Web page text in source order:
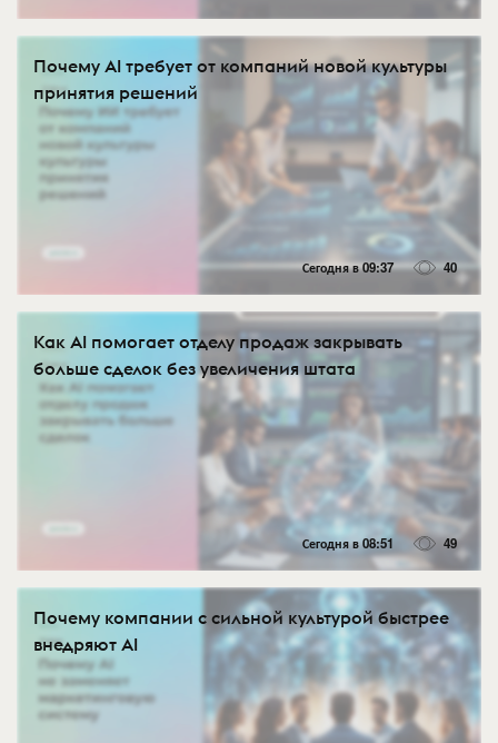
Почему AI требует от компаний новой культуры
принятия решений
Сегодня в 09:37 40
Как AI помогает отделу продаж закрывать
больше сделок без увеличения штата
Сегодня в 08:51 49
Почему компании с сильной культурой быстрее
внедряют AI